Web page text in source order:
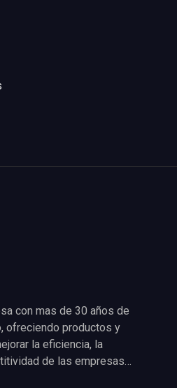
con mas de 30 años de
ofreciendo productos y
la eficiencia, la
de las empresas…